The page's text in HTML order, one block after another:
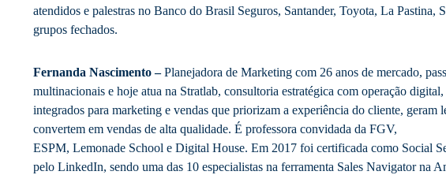
atendidos e palestras no Banco do Brasil Seguros, Santander, Toyota, La Pastina,
grupos fechados.
Fernanda Nascimento –Planejadora de Marketing com 26 anos de mercado,
multinacionais e hoje atua na Stratlab, consultoria estratégica com operação
integrados para marketing e vendas que priorizam a experiência do cliente, geram
convertem em vendas de alta qualidade. É professora convidada da FGV,
ESPM, Lemonade School e Digital House. Em 2017 foi certificada como Social
pelo LinkedIn, sendo uma das 10 especialistas na ferramenta Sales Navigator na